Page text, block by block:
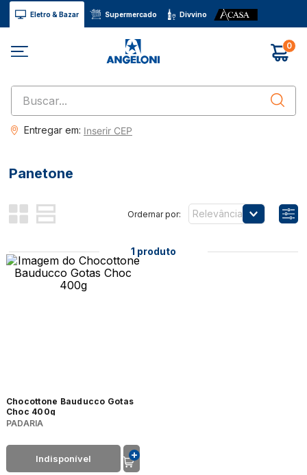
Eletro & Bazar Supermercado Divvino
0
Buscar...
Entregar em: Inserir CEP
Panetone
Relevância
1 produto
Chocottone Bauducco Gotas
Choc 400g
PADARIA
Indisponível